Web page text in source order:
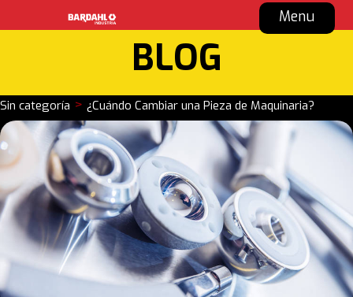
Menu
BLOG
Sin categoría > ¿Cuándo Cambiar una Pieza de Maquinaria?